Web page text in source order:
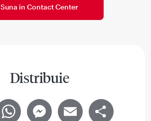
Suna in Contact Center
Distribuie